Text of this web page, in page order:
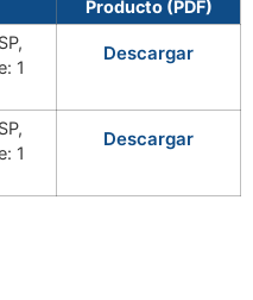
Producto (PDF)
1
Descargar
1
Descargar